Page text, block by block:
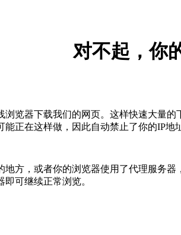
对不起，你
浏览器下载我们的网页。这样快速大量
能正在这样做，因此自动禁止了你的IP
地方，或者你的浏览器使用了代理服务
可继续正常浏览。